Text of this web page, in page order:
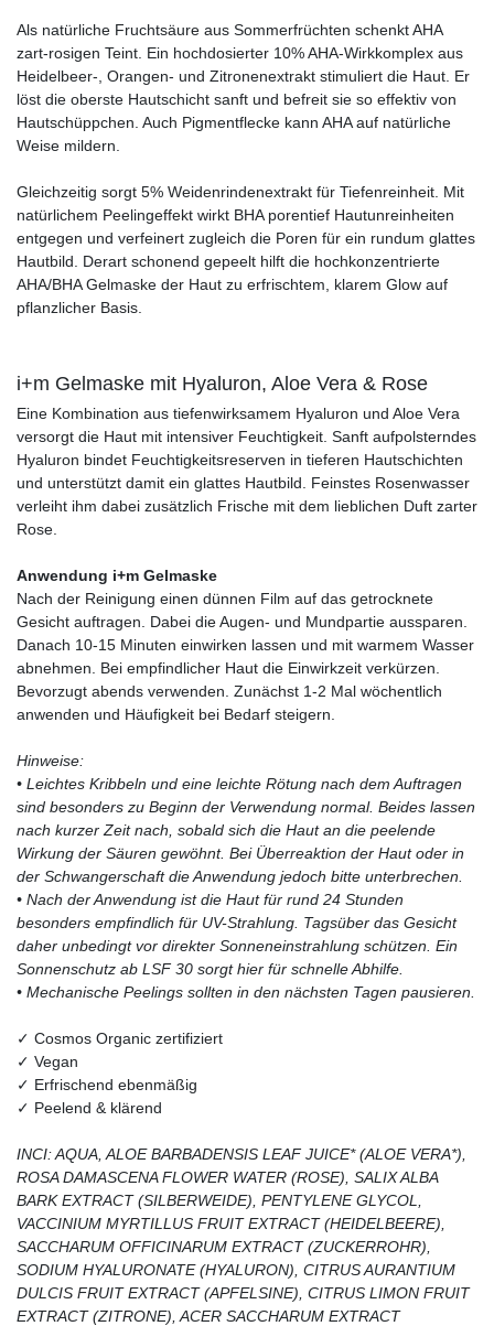
Als natürliche Fruchtsäure aus Sommerfrüchten schenkt AHA
zart-rosigen Teint. Ein hochdosierter 10% AHA-Wirkkomplex aus
Heidelbeer-, Orangen- und Zitronenextrakt stimuliert die Haut. Er
löst die oberste Hautschicht sanft und befreit sie so effektiv von
Hautschüppchen. Auch Pigmentflecke kann AHA auf natürliche
Weise mildern.
Gleichzeitig sorgt 5% Weidenrindenextrakt für Tiefenreinheit. Mit
natürlichem Peelingeffekt wirkt BHA porentief Hautunreinheiten
entgegen und verfeinert zugleich die Poren für ein rundum glattes
Hautbild. Derart schonend gepeelt hilft die hochkonzentrierte
AHA/BHA Gelmaske der Haut zu erfrischtem, klarem Glow auf
pflanzlicher Basis.
i+m Gelmaske mit Hyaluron, Aloe Vera & Rose
Eine Kombination aus tiefenwirksamem Hyaluron und Aloe Vera
versorgt die Haut mit intensiver Feuchtigkeit. Sanft aufpolsterndes
Hyaluron bindet Feuchtigkeitsreserven in tieferen Hautschichten
und unterstützt damit ein glattes Hautbild. Feinstes Rosenwasser
verleiht ihm dabei zusätzlich Frische mit dem lieblichen Duft zarter
Rose.
Anwendung i+m Gelmaske
Nach der Reinigung einen dünnen Film auf das getrocknete
Gesicht auftragen. Dabei die Augen- und Mundpartie aussparen.
Danach 10-15 Minuten einwirken lassen und mit warmem Wasser
abnehmen. Bei empfindlicher Haut die Einwirkzeit verkürzen.
Bevorzugt abends verwenden. Zunächst 1-2 Mal wöchentlich
anwenden und Häufigkeit bei Bedarf steigern.
Hinweise:
• Leichtes Kribbeln und eine leichte Rötung nach dem Auftragen
sind besonders zu Beginn der Verwendung normal. Beides lassen
nach kurzer Zeit nach, sobald sich die Haut an die peelende
Wirkung der Säuren gewöhnt. Bei Überreaktion der Haut oder in
der Schwangerschaft die Anwendung jedoch bitte unterbrechen.
• Nach der Anwendung ist die Haut für rund 24 Stunden
besonders empfindlich für UV-Strahlung. Tagsüber das Gesicht
daher unbedingt vor direkter Sonneneinstrahlung schützen. Ein
Sonnenschutz ab LSF 30 sorgt hier für schnelle Abhilfe.
• Mechanische Peelings sollten in den nächsten Tagen pausieren.
✓ Cosmos Organic zertifiziert
✓ Vegan
✓ Erfrischend ebenmäßig
✓ Peelend & klärend
INCI: AQUA, ALOE BARBADENSIS LEAF JUICE* (ALOE VERA*),
ROSA DAMASCENA FLOWER WATER (ROSE), SALIX ALBA
BARK EXTRACT (SILBERWEIDE), PENTYLENE GLYCOL,
VACCINIUM MYRTILLUS FRUIT EXTRACT (HEIDELBEERE),
SACCHARUM OFFICINARUM EXTRACT (ZUCKERROHR),
SODIUM HYALURONATE (HYALURON), CITRUS AURANTIUM
DULCIS FRUIT EXTRACT (APFELSINE), CITRUS LIMON FRUIT
EXTRACT (ZITRONE), ACER SACCHARUM EXTRACT